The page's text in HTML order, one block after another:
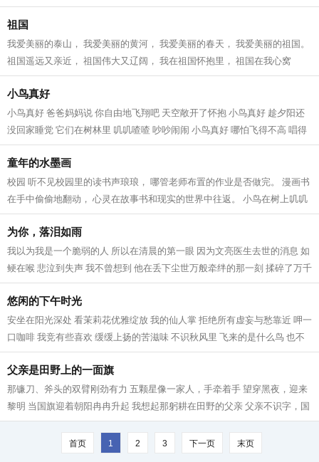
祖国
我爱美丽的泰山， 我爱美丽的黄河， 我爱美丽的春天， 我爱美丽的祖国。
祖国遥远又亲近， 祖国伟大又辽阔， 我在祖国怀抱里， 祖国在我心窝
窝。...
小鸟真好
小鸟真好 爸爸妈妈说 你自由地飞翔吧 天空敞开了怀抱 小鸟真好 趁夕阳还
没回家睡觉 它们在树林里 叽叽喳喳 吵吵闹闹 小鸟真好 哪怕飞得不高 唱得
不好 老师也不急 妈妈也不恼...
童年的水墨画
校园 听不见校园里的读书声琅琅， 哪管老师布置的作业是否做完。 漫画书
在手中偷偷地翻动， 心灵在故事书和现实的世界中往返。 小鸟在树上叽叽
喳喳地叫， 也想去操场上奔跑和海...
为你，落泪如雨
我以为我是一个脆弱的人 所以在清晨的第一眼 因为文亮医生去世的消息 如
鲠在喉 悲泣到失声 我不曾想到 他在丢下尘世万般牵绊的那一刻 揉碎了万千
人的心 没有一条善良的血脉不疼...
悠闲的下午时光
安坐在阳光深处 看茉莉花优雅绽放 我的仙人掌 拒绝所有虚妄与愁靠近 呷一
口咖啡 我竞有些喜欢 缓缓上扬的苦滋味 不识秋风里 飞来的是什么鸟 也不
知为何 停驻在我的窗沿 对着我不...
父亲是田野上的一面旗
那镰刀、斧头的双臂刚劲有力 五颗星像一家人，手牵着手 望穿黑夜，迎来
黎明 当国旗迎着朝阳冉冉升起 我想起那躬耕在田野的父亲 父亲不识字，国
歌也唱不好 这并不妨碍他“起来”...
首页 1 2 3 下一页 末页